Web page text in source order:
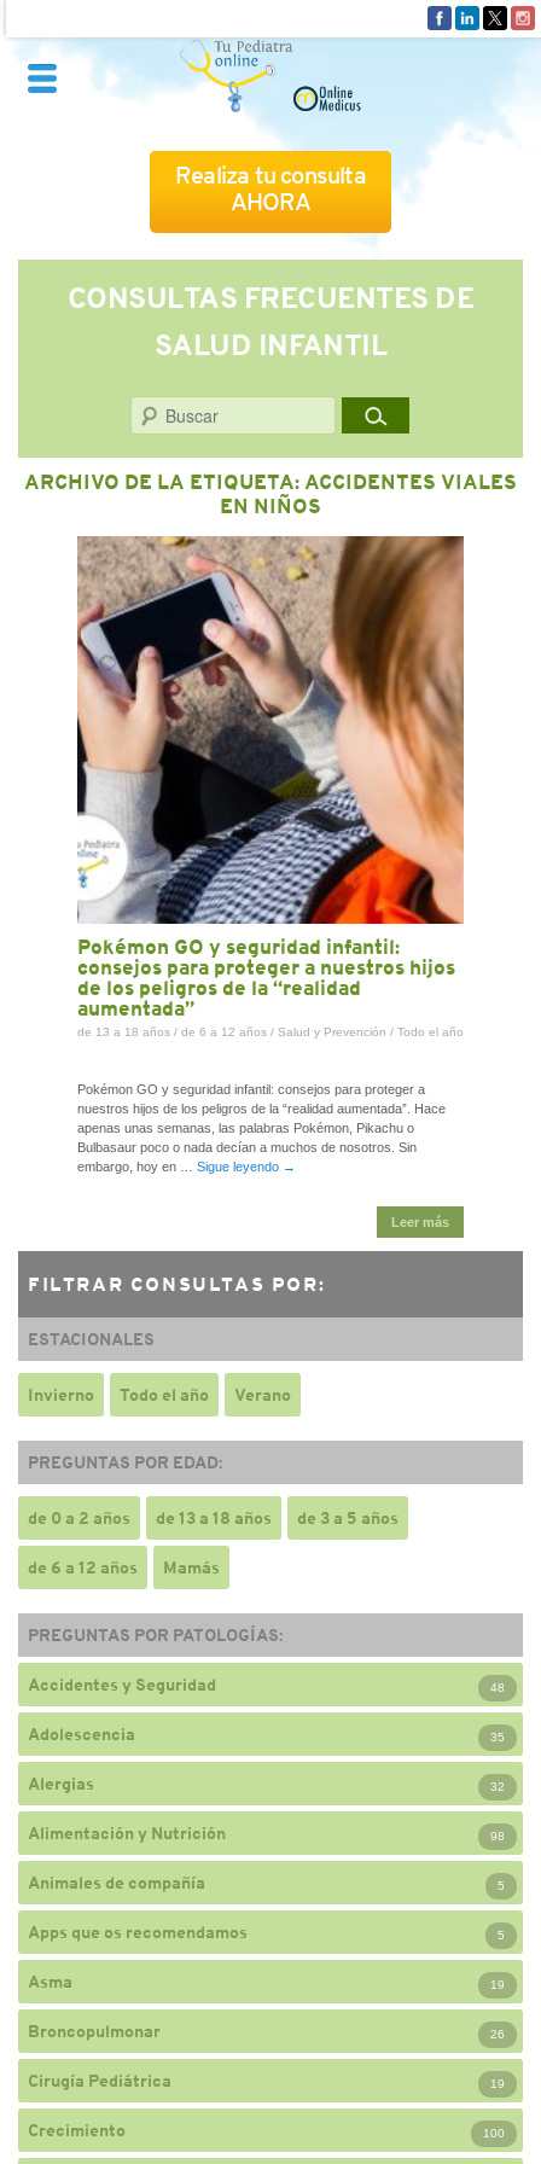
Realiza tu consulta
AHORA
QUIÉNES SOMOS
CÓMO FUNCIONA
CUADRO MÉDICO
CONSULTAS FRECUENTES
CONTACTO
CONSULTAS FRECUENTES DE
SALUD INFANTIL
ARCHIVO DE LA ETIQUETA:ACCIDENTES VIALES
EN NIÑOS
Pokémon GO y seguridad infantil:
consejos para proteger a nuestros hijos
de los peligros de la “realidad
aumentada”
de 13 a 18 años / de 6 a 12 años / Salud y Prevención / Todo el año
Pokémon GO y seguridad infantil: consejos para proteger a
nuestros hijos de los peligros de la “realidad aumentada”. Hace
apenas unas semanas, las palabras Pokémon, Pikachu o
Bulbasaur poco o nada decían a muchos de nosotros. Sin
embargo, hoy en … Sigue leyendo →
Leer más
FILTRAR CONSULTAS POR:
ESTACIONALES
Invierno Todo el año Verano
PREGUNTAS POR EDAD:
de 0 a 2 años de 13 a 18 años de 3 a 5 años
de 6 a 12 años Mamás
PREGUNTAS POR PATOLOGÍAS:
Accidentes y Seguridad 48
Adolescencia 35
Alergias 32
Alimentación y Nutrición 98
Animales de compañía 5
Apps que os recomendamos 5
Asma 19
Broncopulmonar 26
Cirugía Pediátrica 19
Crecimiento 100